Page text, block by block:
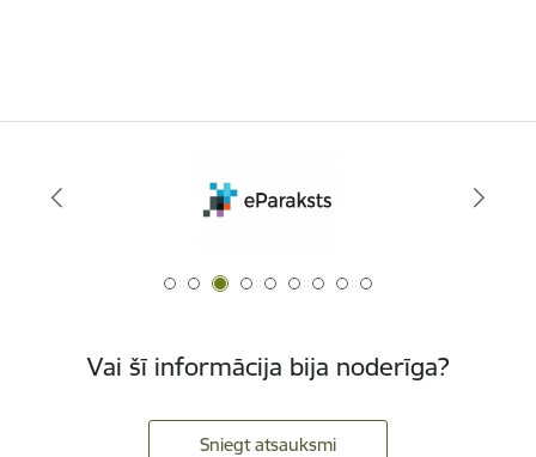
Vai šī informācija bija noderīga?
Sniegt atsauksmi